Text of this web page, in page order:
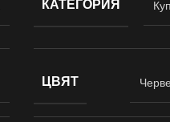
КАТЕГОРИЯ
ЦВЯТ